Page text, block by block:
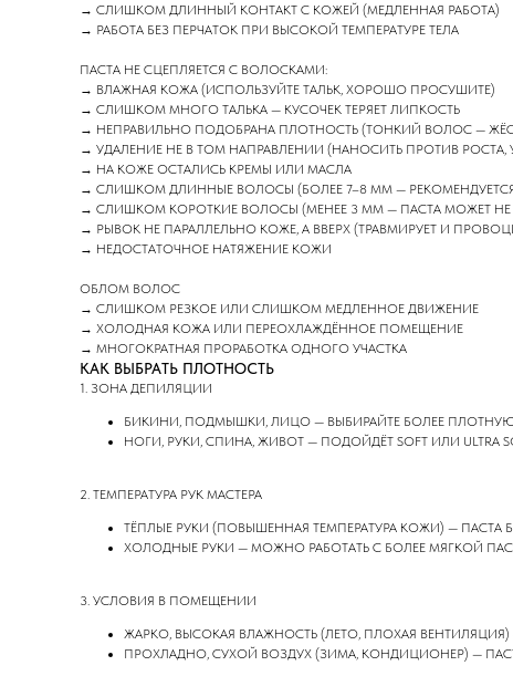
→ СЛИШКОМ ДЛИННЫЙ КОНТАКТ С КОЖЕЙ (МЕДЛЕННАЯ РАБОТА)
→ РАБОТА БЕЗ ПЕРЧАТОК ПРИ ВЫСОКОЙ ТЕМПЕРАТУРЕ ТЕЛА
ПАСТА НЕ СЦЕПЛЯЕТСЯ С ВОЛОСКАМИ:
→ ВЛАЖНАЯ КОЖА (ИСПОЛЬЗУЙТЕ ТАЛЬК, ХОРОШО ПРОСУШИТЕ)
→ СЛИШКОМ МНОГО ТАЛЬКА — КУСОЧЕК ТЕРЯЕТ ЛИПКОСТЬ
→ НЕПРАВИЛЬНО ПОДОБРАНА ПЛОТНОСТЬ (ТОНКИЙ ВОЛОС —
→ УДАЛЕНИЕ НЕ В ТОМ НАПРАВЛЕНИИ (НАНОСИТЬ ПРОТИВ РОСТА,
→ НА КОЖЕ ОСТАЛИСЬ КРЕМЫ ИЛИ МАСЛА
→ СЛИШКОМ ДЛИННЫЕ ВОЛОСЫ (БОЛЕЕ 7–8 ММ —
→ СЛИШКОМ КОРОТКИЕ ВОЛОСЫ (МЕНЕЕ 3 ММ — ПАСТА МОЖЕТ НЕ
→ РЫВОК НЕ ПАРАЛЛЕЛЬНО КОЖЕ, А ВВЕРХ (ТРАВМИРУЕТ И
→ НЕДОСТАТОЧНОЕ НАТЯЖЕНИЕ КОЖИ
ОБЛОМ ВОЛОС
→ СЛИШКОМ РЕЗКОЕ ИЛИ СЛИШКОМ МЕДЛЕННОЕ ДВИЖЕНИЕ
→ ХОЛОДНАЯ КОЖА ИЛИ ПЕРЕОХЛАЖДЁННОЕ ПОМЕЩЕНИЕ
→ МНОГОКРАТНАЯ ПРОРАБОТКА ОДНОГО УЧАСТКА
КАК ВЫБРАТЬ ПЛОТНОСТЬ
1. ЗОНА ДЕПИЛЯЦИИ
БИКИНИ, ПОДМЫШКИ, ЛИЦО — ВЫБИРАЙТЕ БОЛЕЕ ПЛОТНУЮ
НОГИ, РУКИ, СПИНА, ЖИВОТ — ПОДОЙДЁТ SOFT ИЛИ
2. ТЕМПЕРАТУРА РУК МАСТЕРА
ТЁПЛЫЕ РУКИ (ПОВЫШЕННАЯ ТЕМПЕРАТУРА КОЖИ) — ПАСТА
ХОЛОДНЫЕ РУКИ — МОЖНО РАБОТАТЬ С БОЛЕЕ МЯГКОЙ
3. УСЛОВИЯ В ПОМЕЩЕНИИ
ЖАРКО, ВЫСОКАЯ ВЛАЖНОСТЬ (ЛЕТО, ПЛОХАЯ ВЕНТИЛЯЦИЯ)
ПРОХЛАДНО, СУХОЙ ВОЗДУХ (ЗИМА, КОНДИЦИОНЕР) —